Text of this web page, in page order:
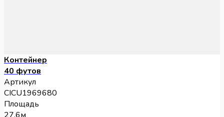
Контейнер
40 футов
Артикул
CICU1969680
Площадь